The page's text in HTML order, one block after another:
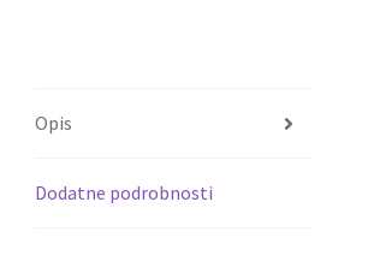
Opis
Dodatne podrobnosti